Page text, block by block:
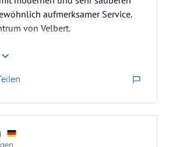
aufmerksamer Service.
von Velbert.